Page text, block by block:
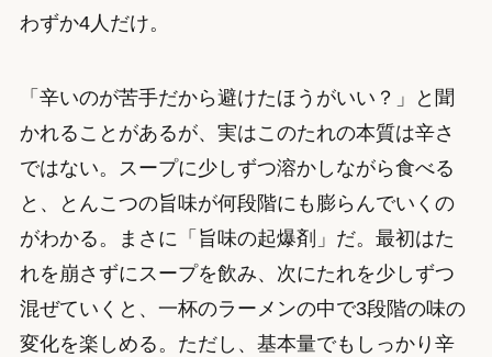
わずか4人だけ。
「辛いのが苦手だから避けたほうがいい？」と聞
かれることがあるが、実はこのたれの本質は辛さ
ではない。スープに少しずつ溶かしながら食べる
と、とんこつの旨味が何段階にも膨らんでいくの
がわかる。まさに「旨味の起爆剤」だ。最初はた
れを崩さずにスープを飲み、次にたれを少しずつ
混ぜていくと、一杯のラーメンの中で3段階の味の
変化を楽しめる。ただし、基本量でもしっかり辛